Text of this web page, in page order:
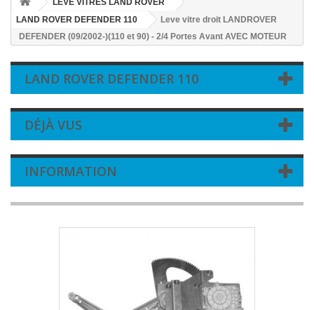
LEVE VITRES LAND ROVER
LAND ROVER DEFENDER 110
Leve vitre droit LANDROVER
DEFENDER (09/2002-)(110 et 90) - 2/4 Portes Avant AVEC MOTEUR
LAND ROVER DEFENDER 110
DÉJÀ VUS
INFORMATION